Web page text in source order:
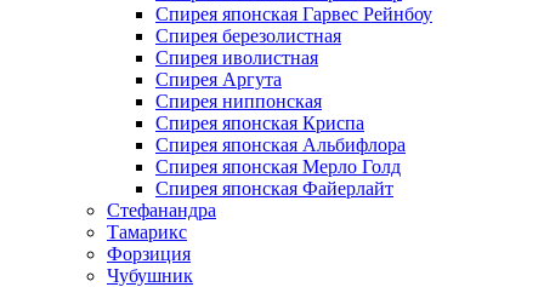
Спирея японская Гарвес Рейнбоу
Спирея березолистная
Спирея иволистная
Спирея Аргута
Спирея ниппонская
Спирея японская Криспа
Спирея японская Альбифлора
Спирея японская Мерло Голд
Спирея японская Файерлайт
Стефанандра
Тамарикс
Форзиция
Чубушник